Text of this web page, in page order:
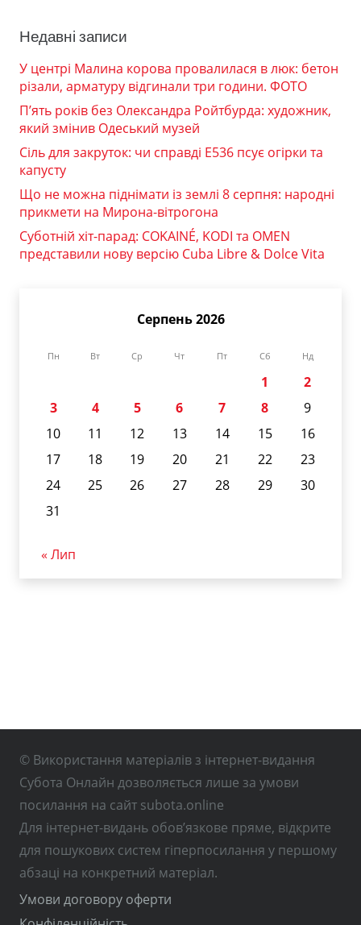
Недавні записи
У центрі Малина корова провалилася в люк: бетон
різали, арматуру відгинали три години. ФОТО
П’ять років без Олександра Ройтбурда: художник,
який змінив Одеський музей
Сіль для закруток: чи справді Е536 псує огірки та
капусту
Що не можна піднімати із землі 8 серпня: народні
прикмети на Мирона-вітрогона
Суботній хіт-парад: COKAINÉ, KODI та OMEN
представили нову версію Cuba Libre & Dolce Vita
Серпень 2026
Пн Вт Ср Чт Пт Сб Нд
1
2
3
4 5 6 7 8
9
10
11 12 13 14 15
16
17
18 19 20 21 22
23
24
25 26 27 28 29
30
31
« Лип
© Використання матеріалів з інтернет-видання
Субота Онлайн дозволяється лише за умови
посилання на сайт subota.online
Для інтернет-видань обов’язкове пряме, відкрите
для пошукових систем гіперпосилання у першому
абзаці на конкретний матеріал.
Умови договору оферти